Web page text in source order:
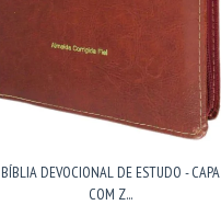
BÍBLIA DEVOCIONAL DE ESTUDO - CAPA
COM Z...